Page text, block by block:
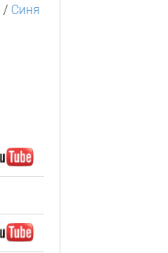
/ Синя